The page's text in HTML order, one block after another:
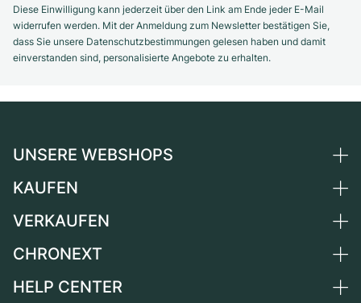
Diese Einwilligung kann jederzeit über den Link am Ende jeder E-Mail
widerrufen werden. Mit der Anmeldung zum Newsletter bestätigen Sie,
dass Sie unsere Datenschutzbestimmungen gelesen haben und damit
einverstanden sind, personalisierte Angebote zu erhalten.
UNSERE WEBSHOPS
Deutschland
Schweiz
Frankreich
KAUFEN
Alle Luxusuhren
Independent Brands
VERKAUFEN
Uhr verkaufen
CHRONEXT
Über uns
HELP CENTER